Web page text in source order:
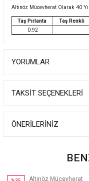
Altınöz Mücevherat Olarak 40
Taş Pırlanta Taş Renkli
0.92
YORUMLAR
TAKSIT SEÇENEKLERI
ÖNERILERINIZ
Altınöz Mücevherat